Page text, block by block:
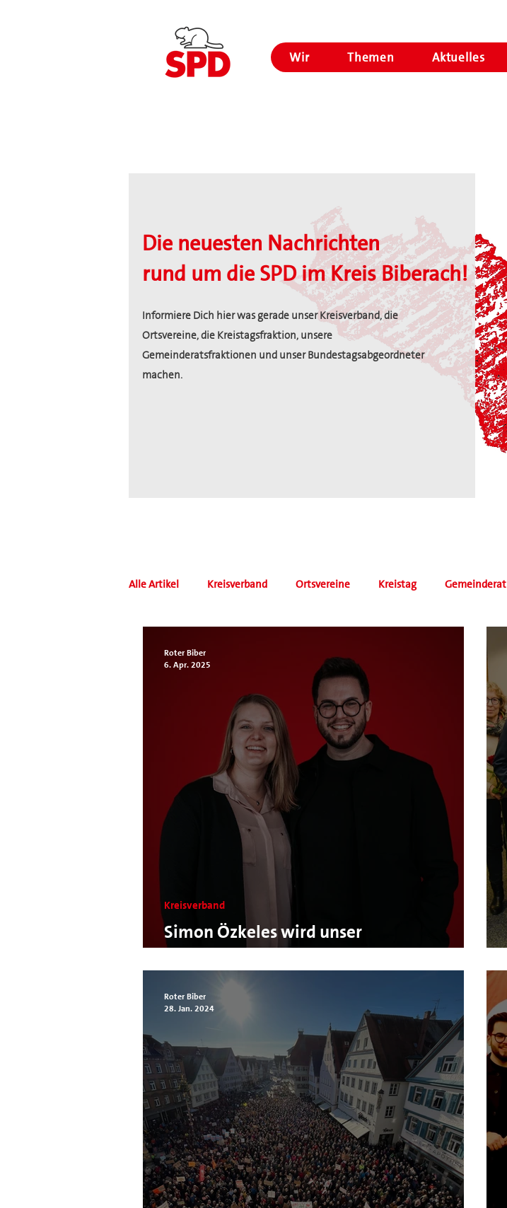
Wir Themen Aktuelles
Die neuesten Nachrichten
rund um die SPD im Kreis Biberach!
Informiere Dich hier was gerade unser Kreisverband, die
Ortsvereine, die Kreistagsfraktion, unsere
Gemeinderatsfraktionen und unser Bundestagsabgeordneter
machen.
Alle Artikel Kreisverband Ortsvereine Kreistag Gemeinderat
Simon Özkeles wird unser
Landtagskandidat!
Kreisverband
Roter Biber
6. Apr. 2025
Roter Biber
28. Jan. 2024